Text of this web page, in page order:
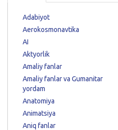
Adabiyot
Aerokosmonavtika
AI
Aktyorlik
Amaliy fanlar
Amaliy fanlar va Gumanitar
yordam
Anatomiya
Animatsiya
Aniq fanlar